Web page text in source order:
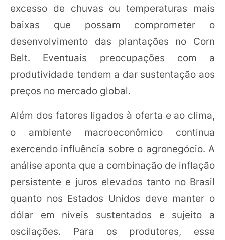
excesso de chuvas ou temperaturas mais
baixas que possam comprometer o
desenvolvimento das plantações no Corn
Belt. Eventuais preocupações com a
produtividade tendem a dar sustentação aos
preços no mercado global.
Além dos fatores ligados à oferta e ao clima,
o ambiente macroeconômico continua
exercendo influência sobre o agronegócio. A
análise aponta que a combinação de inflação
persistente e juros elevados tanto no Brasil
quanto nos Estados Unidos deve manter o
dólar em níveis sustentados e sujeito a
oscilações. Para os produtores, esse